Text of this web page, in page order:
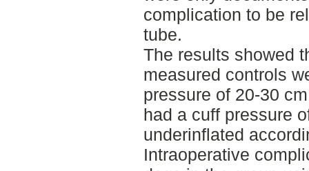
complication to be
tube.
The results showed
measured controls
pressure of 20-30
had a cuff pressure
underinflated
Intraoperative